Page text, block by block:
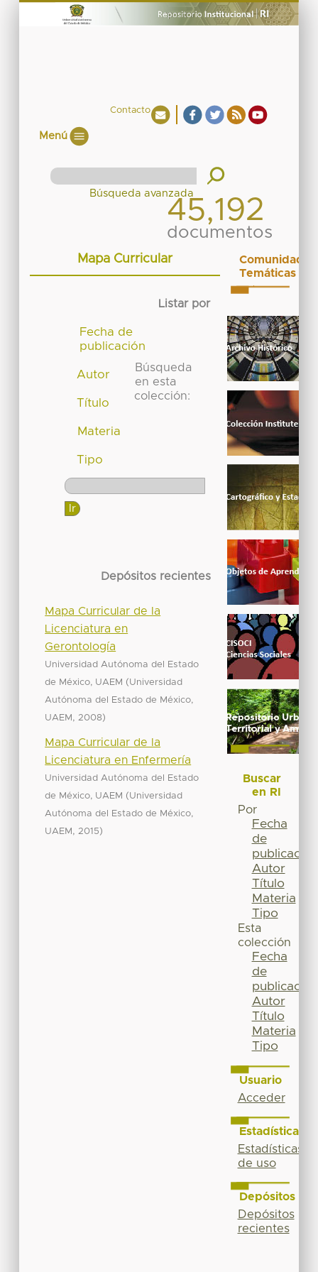
Contacto
Menú
45,192
documentos
Mapa Curricular
Listar por
Fecha de
publicación
Autor
Título
Materia
Tipo
Búsqueda
en esta
colección:
Depósitos recientes
Mapa Curricular de la
Licenciatura en
Gerontología
Universidad Autónoma del Estado
de México, UAEM (Universidad
Autónoma del Estado de México,
UAEM , 2008)
Mapa Curricular de la
Licenciatura en Enfermería
Universidad Autónoma del Estado
de México, UAEM (Universidad
Autónoma del Estado de México,
UAEM , 2015)
Comunidades
Temáticas
Buscar
en RI
Por
Fecha
de
publicación
Autor
Título
Materia
Tipo
Esta
colección
Fecha
de
publicación
Autor
Título
Materia
Tipo
Usuario
Acceder
Estadísticas
Estadísticas
de uso
Depósitos
Depósitos
recientes